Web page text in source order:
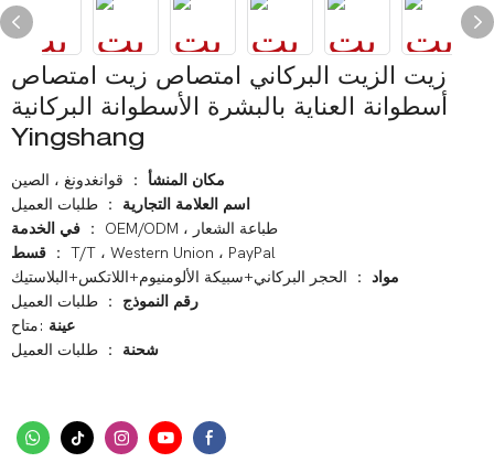
زيت الزيت البركاني امتصاص زيت امتصاص
أسطوانة العناية بالبشرة الأسطوانة البركانية
Yingshang
مكان المنشأ
： قوانغدونغ ، الصين
اسم العلامة التجارية
： طلبات العميل
： OEM/ODM ، طباعة الشعار
： T/T ، Western Union ، PayPal
مواد ： الحجر البركاني+سبيكة الألومنيوم+اللاتكس+البلاستيك
رقم النموذج
： طلبات العميل
عينة :متاح
شحنة
： طلبات العميل